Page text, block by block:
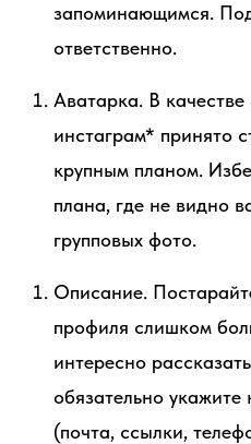
запоминающимся.
ответственно.
Аватарка. В
инстаграм* принято
крупным планом.
плана, где не видно
групповых фото.
Описание.
профиля слишком
интересно
обязательно
(почта, ссылки,